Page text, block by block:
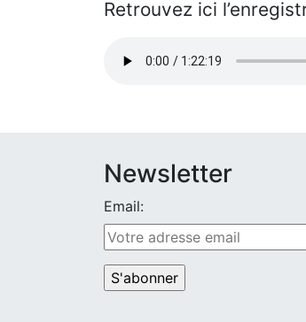
Retrouvez ici
Newsletter
Email: